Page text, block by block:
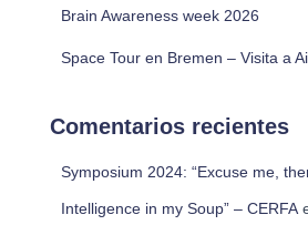
Brain Awareness week 2026
Space Tour en Bremen – Visita a
Comentarios recientes
Symposium 2024: “Excuse me,
Intelligence in my Soup” – CERFA